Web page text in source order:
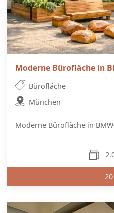
Moderne Bürofläche in
Bürofläche
München
Moderne Bürofläche in